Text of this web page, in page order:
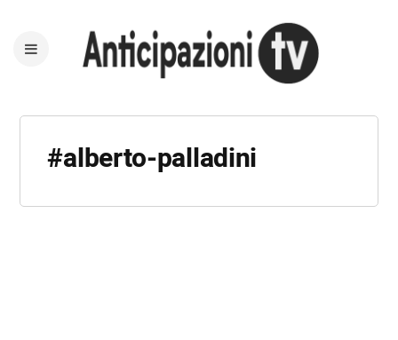
#alberto-palladini